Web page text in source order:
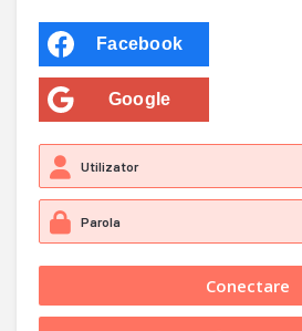
Facebook
Google